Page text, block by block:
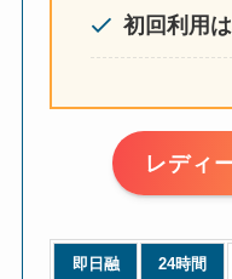
初回利用
レディ
即日融 24時間